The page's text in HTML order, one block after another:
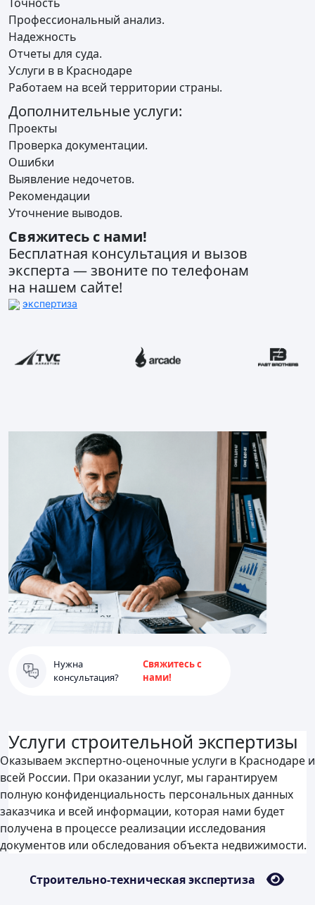
Профессиональный анализ.
Надежность
Отчеты для суда.
Услуги в в Краснодаре
Работаем на всей территории страны.
Дополнительные услуги:
Проекты
Проверка документации.
Ошибки
Выявление недочетов.
Рекомендации
Уточнение выводов.
Свяжитесь с нами!
Бесплатная консультация и вызов
эксперта — звоните по телефонам
на нашем сайте!
экспертиза
Нужна
консультация?
Свяжитесь с
нами!
Услуги строительной экспертизы
Оказываем экспертно-оценочные услуги в Краснодаре и
всей России. При оказании услуг, мы гарантируем
полную конфиденциальность персональных данных
заказчика и всей информации, которая нами будет
получена в процессе реализации исследования
документов или обследования объекта недвижимости.
Строительно-техническая экспертиза